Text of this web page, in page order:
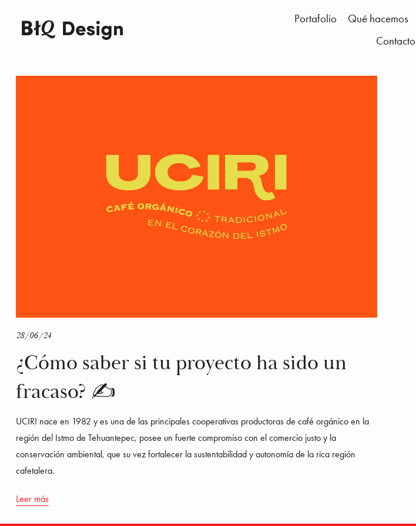
Portafolio Qué hacemos
Contacto
28/06/24
¿Cómo saber si tu proyecto ha sido un
fracaso? ✍
UCIRI nace en 1982 y es una de las principales cooperativas productoras de café orgánico en la
región del Istmo de Tehuantepec, posee un fuerte compromiso con el comercio justo y la
conservación ambiental, que su vez fortalecer la sustentabilidad y autonomía de la rica región
cafetalera.
Leer más